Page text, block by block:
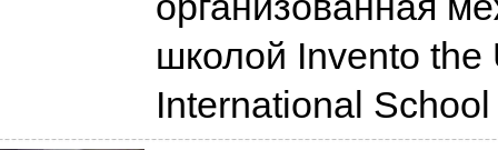
школой Invento the
International